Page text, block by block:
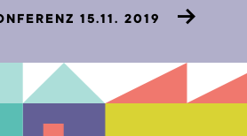
15.11. 2019